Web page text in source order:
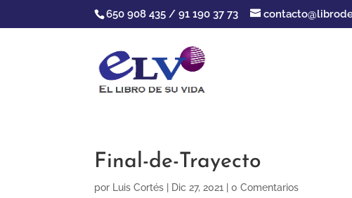
650 908 435 / 91 190 37 73
Final-de-Trayecto
por Luis Cortés Dic 27, 2021 |0 Comentarios